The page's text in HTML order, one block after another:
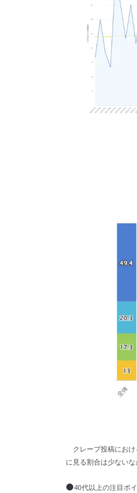
クレープ投稿におけ
に見る割合は少ない
40代以上の注目ポ